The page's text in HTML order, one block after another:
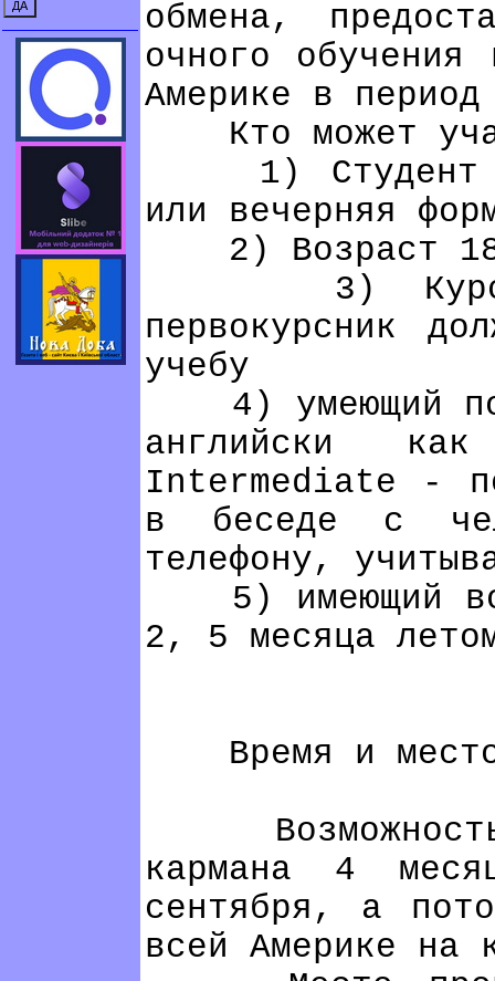
обмена,
очного
Америке в
Кто может
1) Студент
или вечерняя
2) Возраст
3) Курс,
первокурсник
учебу
4) умеющий
английски
Intermediate -
в беседе с
телефону,
5) имеющий
2, 5 месяца
Время и место
Возможность
кармана 4
сентября, а
всей Америке на